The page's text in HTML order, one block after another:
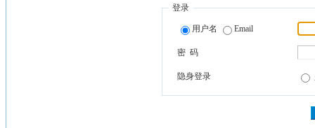
登录
用户名 Email
密 码
隐身登录